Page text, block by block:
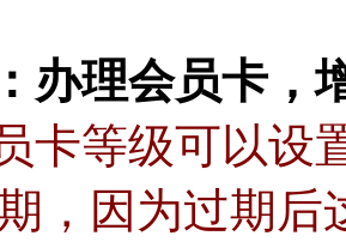
办理会员卡，
卡等级可以设
，因为过期后